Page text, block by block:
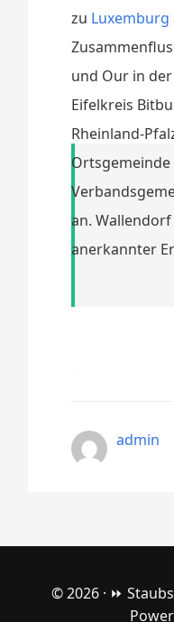
zu Luxemburg
und Our in
Eifelkreis
Rheinland-
an.
anerkannter
admin
© 2026 · ⏩